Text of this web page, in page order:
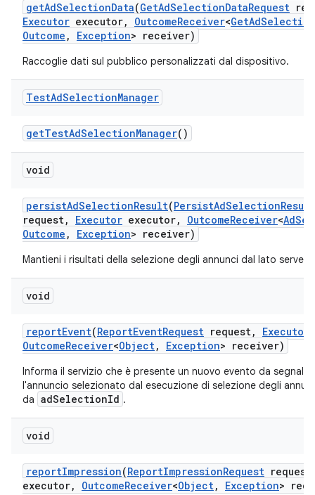
getAdSelectionData(GetAdSelectionDataRequest
Executor executor, OutcomeReceiver<GetAdSelection
Outcome , Exception> receiver)
Raccoglie dati sul pubblico personalizzati dal dispositivo.
TestAdSelectionManager
getTestAdSelectionManager()
void
persistAdSelectionResult(PersistAdSelectionResult
request, Executor executor, OutcomeReceiver<Ad
Outcome , Exception> receiver)
Mantieni i risultati della selezione degli annunci dal lato server.
void
reportEvent(ReportEventRequest request, Executor
OutcomeReceiver<Object, Exception> receiver)
Informa il servizio che è presente un nuovo evento da
l'annuncio selezionato dal esecuzione di selezione degli
da adSelectionId .
void
reportImpression(ReportImpressionRequest request
executor, OutcomeReceiver<Object, Exception>